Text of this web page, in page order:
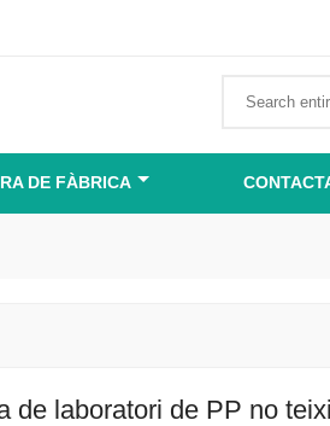
DE FÀBRICA
de laboratori de PP no